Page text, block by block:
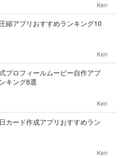
Ken
縮アプリおすすめランキング10
Ken
プロフィールムービー自作アプ
キング8選
Ken
カード作成アプリおすすめラン
Ken